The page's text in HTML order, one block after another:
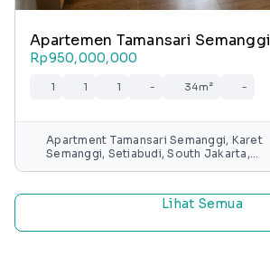
Apartemen Tamansari Semanggi
Rp950,000,000
1 1 1 - 34m² -
Apartment Tamansari Semanggi, Karet
Semanggi, Setiabudi, South Jakarta,
Lihat Semua